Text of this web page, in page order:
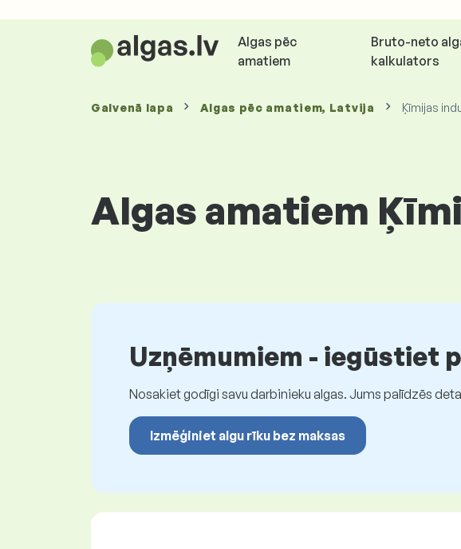
Algas pēc
amatiem
Bruto-neto
kalkulators
Galvenā lapa Algas pēc amatiem, Latvija Ķīmijas
Algas amatiem
Uzņēmumiem - iegūstiet
Nosakiet godīgi savu darbinieku algas. Jums palīdzēs
Izmēģiniet algu rīku bez maksas